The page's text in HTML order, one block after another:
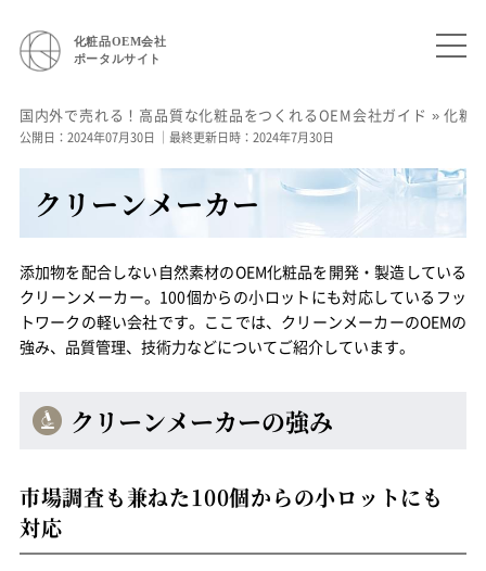
化粧品OEM会社
ポータルサイト
国内外で売れる！高品質な化粧品をつくれるOEM会社ガイド »化粧
公開日：2024年07月30日 ｜最終更新日時：2024年7月30日
クリーンメーカー
添加物を配合しない自然素材のOEM化粧品を開発・製造している
クリーンメーカー。100個からの小ロットにも対応しているフッ
トワークの軽い会社です。ここでは、クリーンメーカーのOEMの
強み、品質管理、技術力などについてご紹介しています。
クリーンメーカーの強み
市場調査も兼ねた100個からの小ロットにも
対応